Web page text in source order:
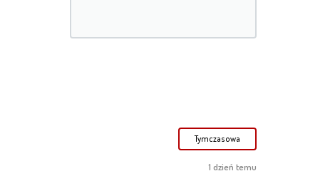
Tymczasowa
1 dzień temu